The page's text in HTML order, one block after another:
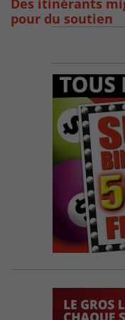
Des itinérants
pour du soutien